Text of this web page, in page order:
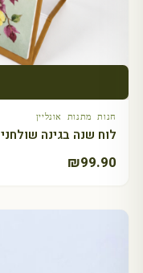
חנות מתנות אונליין
לוח שנה בגינה שולחני 2026–2027
₪99.90